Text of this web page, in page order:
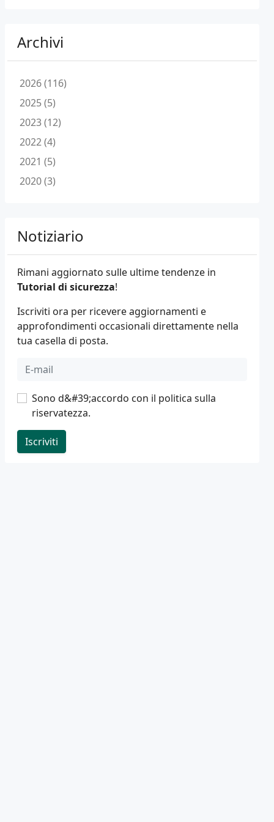
Archivi
2026 (116)
2025 (5)
2023 (12)
2022 (4)
2021 (5)
2020 (3)
Notiziario
Rimani aggiornato sulle ultime tendenze in
Tutorial di sicurezza!
Iscriviti ora per ricevere aggiornamenti e
approfondimenti occasionali direttamente nella
tua casella di posta.
Sono d&#39;accordo con il politica sulla
riservatezza.
Iscriviti